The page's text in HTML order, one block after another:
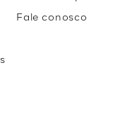
Fale conosco